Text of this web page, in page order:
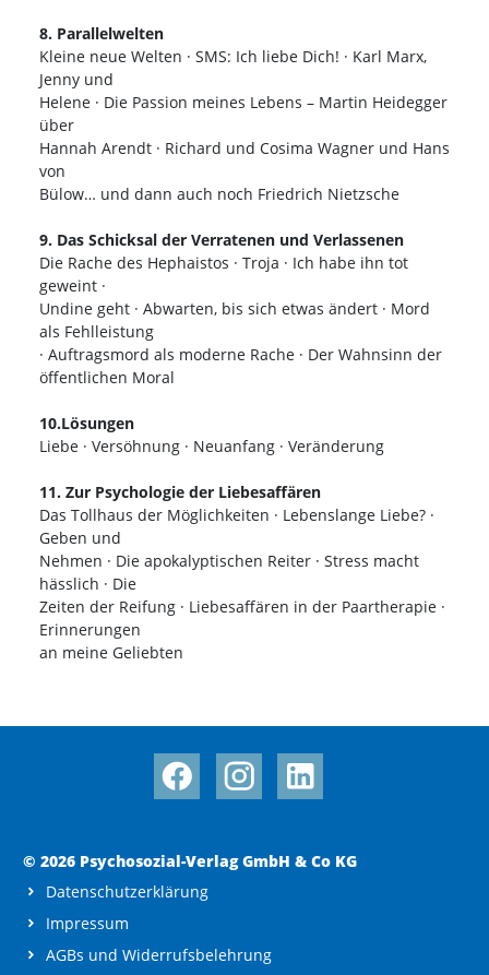
8. Parallelwelten
Kleine neue Welten · SMS: Ich liebe Dich! · Karl Marx,
Jenny und
Helene · Die Passion meines Lebens – Martin Heidegger
über
Hannah Arendt · Richard und Cosima Wagner und Hans
von
Bülow… und dann auch noch Friedrich Nietzsche
9. Das Schicksal der Verratenen und Verlassenen
Die Rache des Hephaistos · Troja · Ich habe ihn tot
geweint ·
Undine geht · Abwarten, bis sich etwas ändert · Mord
als Fehlleistung
· Auftragsmord als moderne Rache · Der Wahnsinn der
öffentlichen Moral
10.Lösungen
Liebe · Versöhnung · Neuanfang · Veränderung
11. Zur Psychologie der Liebesaffären
Das Tollhaus der Möglichkeiten · Lebenslange Liebe? ·
Geben und
Nehmen · Die apokalyptischen Reiter · Stress macht
hässlich · Die
Zeiten der Reifung · Liebesaffären in der Paartherapie ·
Erinnerungen
an meine Geliebten
© 2026 Psychosozial-Verlag GmbH & Co KG
Datenschutzerklärung
Impressum
AGBs und Widerrufsbelehrung